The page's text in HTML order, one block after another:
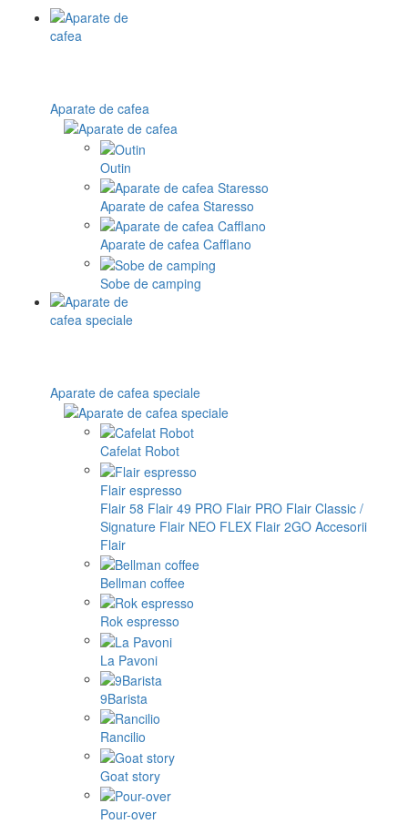
Aparate de cafea
Outin
Aparate de cafea Staresso
Aparate de cafea Cafflano
Sobe de camping
Aparate de cafea speciale
Cafelat Robot
Flair espresso
Flair 58 Flair 49 PRO Flair PRO Flair Classic /
Signature Flair NEO FLEX Flair 2GO Accesorii
Flair
Bellman coffee
Rok espresso
La Pavoni
9Barista
Rancilio
Goat story
Pour-over